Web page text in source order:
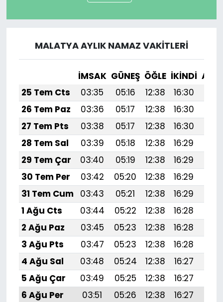
MALATYA AYLIK NAMAZ VAKITLERI
İMSAK GÜNEŞ ÖĞLE İKINDI
25 Tem Cts
03:35 05:16 12:38 16:30
26 Tem Paz
03:36 05:17 12:38 16:30
27 Tem Pts
03:38 05:17 12:38 16:30
28 Tem Sal
03:39 05:18 12:38 16:29
29 Tem Çar
03:40 05:19 12:38 16:29
30 Tem Per
03:42 05:20 12:38 16:29
31 Tem Cum
03:43 05:21 12:38 16:29
1 Ağu Cts
03:44 05:22 12:38 16:28
2 Ağu Paz
03:45 05:23 12:38 16:28
3 Ağu Pts
03:47 05:23 12:38 16:28
4 Ağu Sal
03:48 05:24 12:38 16:27
5 Ağu Çar
03:49 05:25 12:38 16:27
6 Ağu Per
03:51 05:26 12:38 16:27